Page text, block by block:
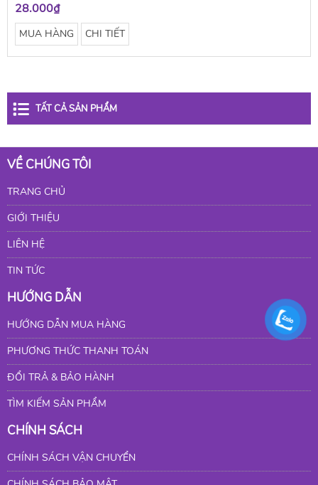
28.000₫
MUA HÀNG CHI TIẾT
TẤT CẢ SẢN PHẨM
VỀ CHÚNG TÔI
TRANG CHỦ
GIỚI THIỆU
LIÊN HỆ
TIN TỨC
HƯỚNG DẪN
HƯỚNG DẪN MUA HÀNG
PHƯƠNG THỨC THANH TOÁN
ĐỔI TRẢ & BẢO HÀNH
TÌM KIẾM SẢN PHẨM
CHÍNH SÁCH
CHÍNH SÁCH VẬN CHUYỂN